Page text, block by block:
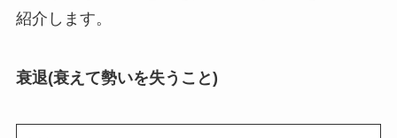
紹介します。
衰退(衰えて勢いを失うこと)